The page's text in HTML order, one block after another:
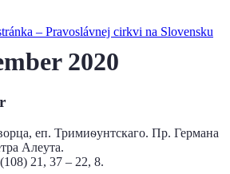
2020
еп. Тримиѳунтскаго. Пр. Германа
Алеута.
21, 37 – 22, 8.